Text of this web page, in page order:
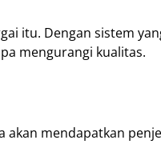
itu. Dengan sistem
mengurangi kualitas.
mendapatkan